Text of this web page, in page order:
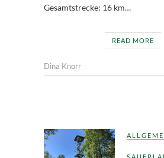
Gesamtstrecke: 16 km…
READ MORE
Dina Knorr